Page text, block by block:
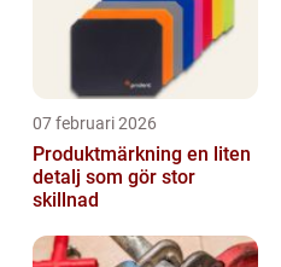
07 februari 2026
Produktmärkning en liten
detalj som gör stor
skillnad